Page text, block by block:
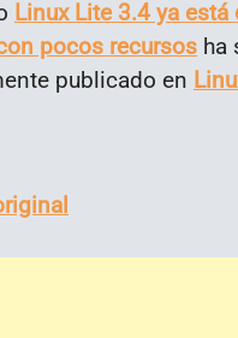
Linux Lite 3.4 ya
pocos recursos ha
publicado en